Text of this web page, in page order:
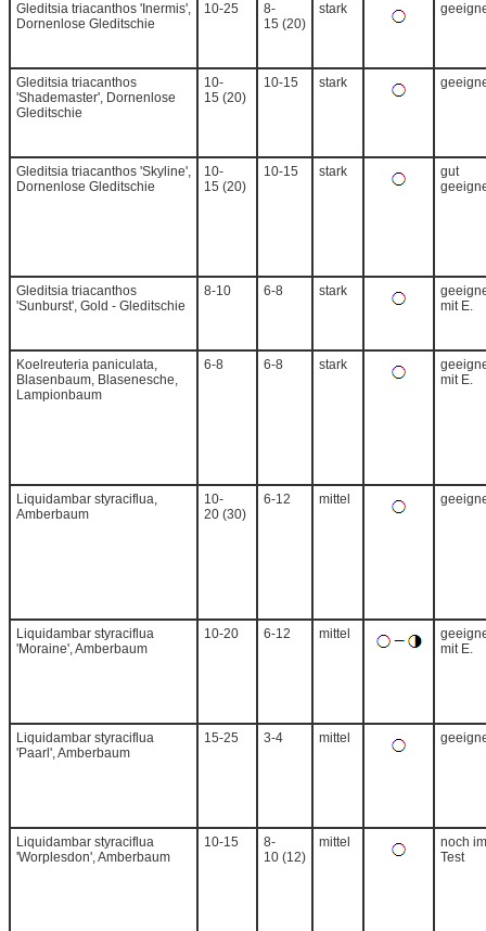
Gleditsia triacanthos 'Inermis',
Dornenlose Gleditschie
10-25
8-
15 (20)
stark
Gleditsia triacanthos
'Shademaster', Dornenlose
Gleditschie
10-
15 (20)
10-15 stark
Gleditsia triacanthos 'Skyline',
Dornenlose Gleditschie
10-
15 (20)
10-15 stark
gut
Gleditsia triacanthos
'Sunburst', Gold - Gleditschie
8-10 6-8 stark
mit E.
Koelreuteria paniculata,
Blasenbaum, Blasenesche,
Lampionbaum
6-8 6-8 stark
mit E.
Liquidambar styraciflua,
Amberbaum
10-
20 (30)
6-12 mittel
Liquidambar styraciflua
'Moraine', Amberbaum
10-20 6-12 mittel
mit E.
Liquidambar styraciflua
'Paarl', Amberbaum
15-25 3-4 mittel
Liquidambar styraciflua
'Worplesdon', Amberbaum
10-15
8-
10 (12)
mittel
noch im
Test